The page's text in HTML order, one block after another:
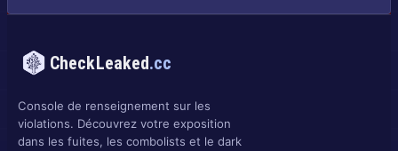
CheckLeaked.cc
Console de renseignement sur les
violations. Découvrez votre exposition
dans les fuites, les combolists et le dark